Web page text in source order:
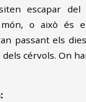
escapar
o això és
passant els
cérvols. On